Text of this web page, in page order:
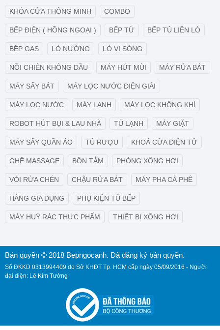
KHÓA CỬA THÔNG MINH COMBO
BẾP ĐIỆN ( HỒNG NGOẠI ) BẾP TỪ BẾP TỦ LIỀN LÒ
BẾP GAS LÒ NƯỚNG LÒ VI SÓNG
NỒI CHIÊN KHÔNG DẦU MÁY HÚT MÙI MÁY RỬA BÁT
MÁY SẤY BÁT MÁY LỌC NƯỚC ĐIỆN GIẢI
MÁY LỌC NƯỚC MÁY LẠNH MÁY LỌC KHÔNG KHÍ
ROBOT HÚT BỤI & LAU NHÀ TỦ LẠNH MÁY GIẶT
MÁY SẤY QUẦN ÁO TỦ RƯỢU KHOÁ CỬA ĐIỆN TỬ
GHẾ MASSAGE BỒN TẮM PHÒNG XÔNG HƠI
VÒI RỬA CHÉN CHẬU RỬA BÁT MÁY PHA CÀ PHÊ
HÀNG GIA DỤNG PHỤ KIỆN TỦ BẾP
MÁY HUỲ RÁC THỰC PHẨM THIẾT BỊ XÔNG HƠI
Bản quyền © 2018 Bepngocanh. Đã đăng ký bản quyền.
Số ĐKKD 0313994409 do Sở KHĐT Tp. HCM cấp ngày 05/09/2016 - Người
đại diện: Lê Kim Tường